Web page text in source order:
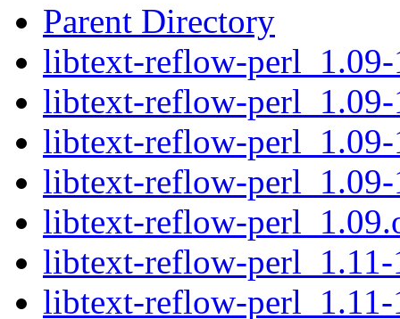
Parent Directory
libtext-reflow-
libtext-reflow-
libtext-reflow-
libtext-reflow-
libtext-reflow-
libtext-reflow-
libtext-reflow-